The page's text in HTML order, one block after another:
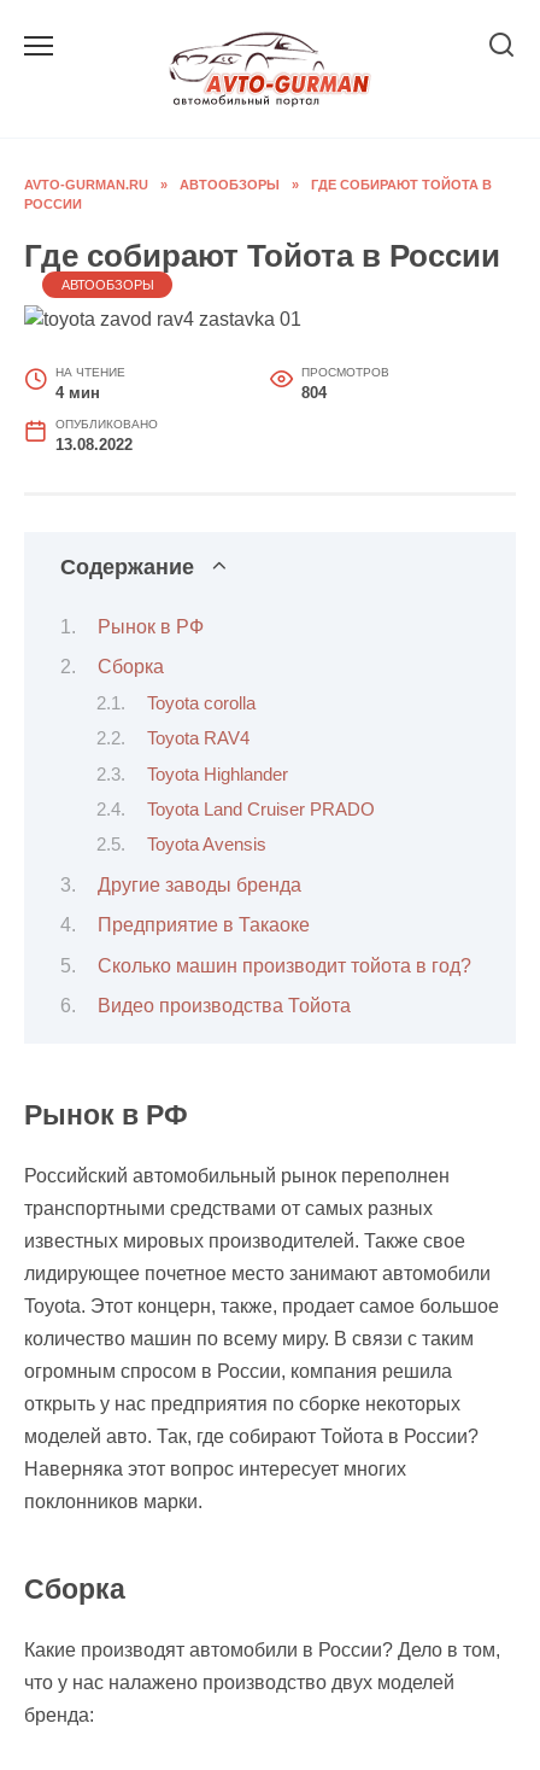
AVTO-GURMAN.RU » АВТООБЗОРЫ »
ГДЕ СОБИРАЮТ ТОЙОТА В
РОССИИ
Где собирают Тойота в России
АВТООБЗОРЫ
НА ЧТЕНИЕ
4 мин
ПРОСМОТРОВ
804
ОПУБЛИКОВАНО
13.08.2022
Содержание
Рынок в РФ
Сборка
Toyota corolla
Toyota RAV4
Toyota Highlander
Toyota Land Cruiser PRADO
Toyota Avensis
Другие заводы бренда
Предприятие в Такаоке
Сколько машин производит тойота в год?
Видео производства Тойота
Рынок в РФ
Российский автомобильный рынок переполнен
транспортными средствами от самых разных
известных мировых производителей. Также свое
лидирующее почетное место занимают автомобили
Toyota. Этот концерн, также, продает самое большое
количество машин по всему миру. В связи с таким
огромным спросом в России, компания решила
открыть у нас предприятия по сборке некоторых
моделей авто. Так, где собирают Тойота в России?
Наверняка этот вопрос интересует многих
поклонников марки.
Сборка
Какие производят автомобили в России? Дело в том,
что у нас налажено производство двух моделей
бренда: